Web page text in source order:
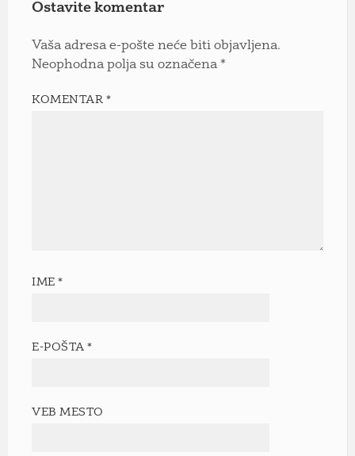
Ostavite komentar
Vaša adresa e-pošte neće biti objavljena.
Neophodna polja su označena *
KOMENTAR*
IME*
E-POŠTA*
VEB MESTO